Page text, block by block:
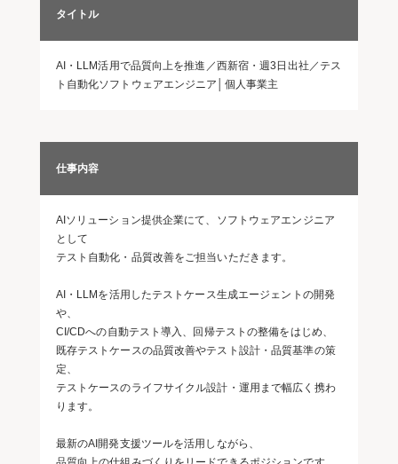
タイトル
AI・LLM活用で品質向上を推進／西新宿・週3日出社／テス
ト自動化ソフトウェアエンジニア│個人事業主
仕事内容
AIソリューション提供企業にて、ソフトウェアエンジニア
として
テスト自動化・品質改善をご担当いただきます。
AI・LLMを活用したテストケース生成エージェントの開発
や、
CI/CDへの自動テスト導入、回帰テストの整備をはじめ、
既存テストケースの品質改善やテスト設計・品質基準の策
定、
テストケースのライフサイクル設計・運用まで幅広く携わ
ります。
最新のAI開発支援ツールを活用しながら、